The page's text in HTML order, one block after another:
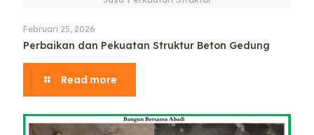
Februari 25, 2026
Perbaikan dan Pekuatan Struktur Beton Gedung
Read more